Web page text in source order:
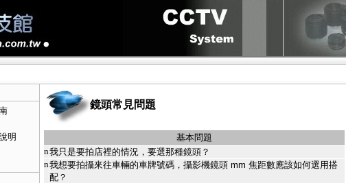
明
鏡頭常見問題
基本問題
n我只是要拍店裡的情況，要選那種鏡頭？
n我想要拍攝來往車輛的車牌號碼，攝影機鏡頭 mm 焦距數應該如何選用搭
配？